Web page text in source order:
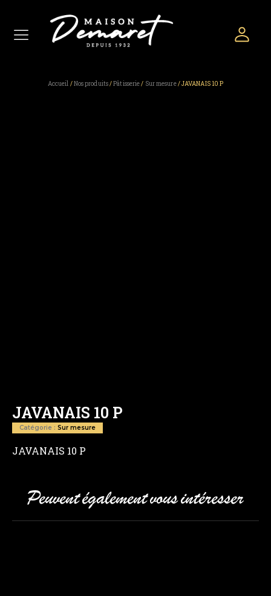
Accueil /Nos produits/Pâtisserie/ Sur mesure/ JAVANAIS 10 P
JAVANAIS 10 P
Catégorie : Sur mesure
JAVANAIS 10 P
Peuvent également vous intéresser